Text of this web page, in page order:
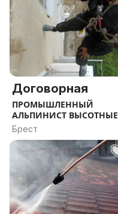
Договорная
ПРОМЫШЛЕННЫЙ
АЛЬПИНИСТ ВЫСОТНЫЕ
РАБОТЫ
Брест